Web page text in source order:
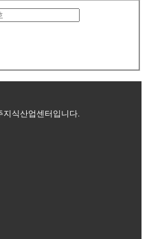
식산업센터입니다.